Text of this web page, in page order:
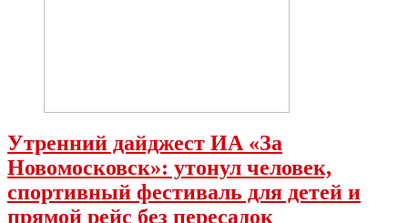
Утренний дайджест ИА «За
Новомосковск»: утонул человек,
спортивный фестиваль для детей и
прямой рейс без пересадок